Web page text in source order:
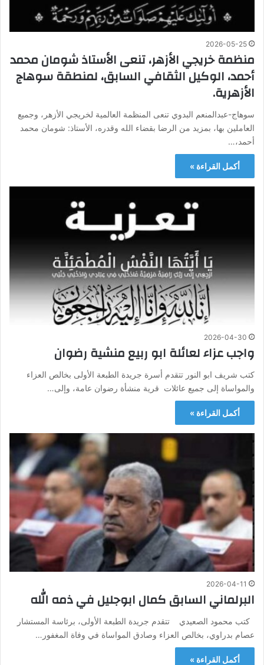
2026-05-25
منظمة خريجي الأزهر، تنعى الأستاذ شومان محمد
أحمد، الوكيل الثقافي السابق، لمنطقة سوهاج
الأزهرية.
سوهاج-عبدالمنعم البدوي تنعى المنظمة العالمية لخريجي الأزهر، وجميع
العاملين بها، بمزيد من الرضا بقضاء الله وقدره، الأستاذ: شومان محمد
أحمد،…
أكمل القراءة »
2026-04-30
واجب عزاء لعائلة ابو ربيع منشية رضوان
كتب شريف ابو النور تتقدم أسرة جريدة الطبعة الأولى بخالص العزاء
والمواساة إلى جميع عائلات قرية منشأة رضوان عامة، وإلى…
أكمل القراءة »
2026-04-11
البرلماني السابق كمال ابوجليل في ذمه الله
كتب محمود الصعيدي تتقدم جريدة الطبعة الأولى، برئاسة المستشار
عصام بدراوي، بخالص العزاء وصادق المواساة في وفاة المغفور…
أكمل القراءة »